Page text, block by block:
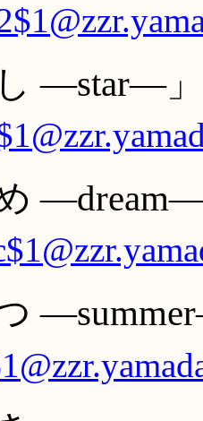
―star―」